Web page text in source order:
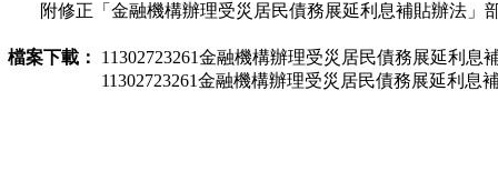
附修正「金融機構辦理受災居民債務展延利息補貼辦法」
檔案下載：
11302723261金融機構辦理受災居民債務展延利息
11302723261金融機構辦理受災居民債務展延利息